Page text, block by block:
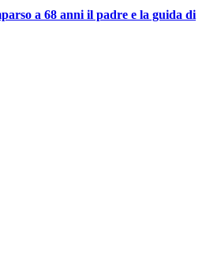
a 68 anni il padre e la guida di